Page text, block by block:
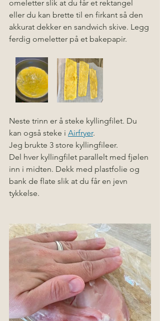
omeletter slik at du får et rektangel
eller du kan brette til en firkant så den
akkurat dekker en sandwich skive. Legg
ferdig omeletter på et bakepapir.
Neste trinn er å steke kyllingfilet. Du
kan også steke i Airfryer.
Jeg brukte 3 store kyllingfileer.
Del hver kyllingfilet parallelt med fjølen
inn i midten. Dekk med plastfolie og
bank de flate slik at du får en jevn
tykkelse.